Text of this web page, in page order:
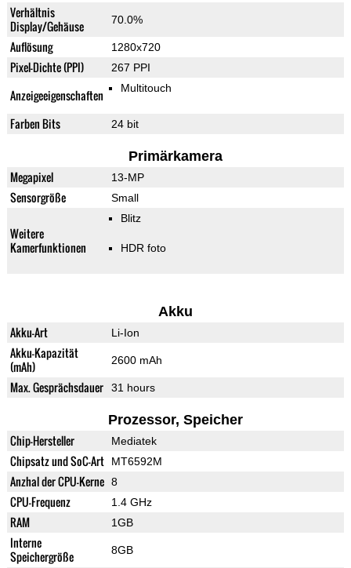
Verhältnis
Display/Gehäuse
70.0%
Auflösung 1280x720
Pixel-Dichte (PPI) 267 PPI
Anzeigeeigenschaften Multitouch
Farben Bits 24 bit
Primärkamera
Megapixel 13-MP
Sensorgröße Small
Weitere
Kamerfunktionen
Blitz
HDR foto
Akku
Akku-Art Li-Ion
Akku-Kapazität
(mAh)
2600 mAh
Max. Gesprächsdauer 31 hours
Prozessor, Speicher
Chip-Hersteller Mediatek
Chipsatz und SoC-Art MT6592M
Anzhal der CPU-Kerne 8
CPU-Frequenz 1.4 GHz
RAM 1GB
Interne
Speichergröße
8GB